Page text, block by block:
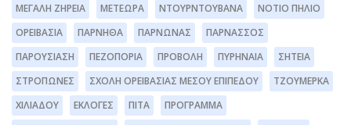
ΜΕΓΆΛΗ ΖΉΡΕΙΑ
ΜΕΤΈΩΡΑ ΝΤΟΥΡΝΤΟΥΒΆΝΑ
ΝΌΤΙΟ ΠΉΛΙΟ
ΟΡΕΙΒΑΣΊΑ
ΠΆΡΝΗΘΑ ΠΆΡΝΩΝΑΣ
ΠΑΡΝΑΣΣΌΣ
ΠΑΡΟΥΣΊΑΣΗ
ΠΕΖΟΠΟΡΊΑ ΠΡΟΒΟΛΉ ΠΥΡΗΝΑΊΑ
ΣΗΤΕΊΑ
ΣΤΡΌΠΩΝΕΣ
ΣΧΟΛΉ ΟΡΕΙΒΑΣΊΑΣ ΜΈΣΟΥ ΕΠΙΠΈΔΟΥ
ΤΖΟΥΜΈΡΚΑ
ΧΙΛΙΑΔΟΎ
ΕΚΛΟΓΈΣ ΠΊΤΑ
ΠΡΌΓΡΑΜΜΑ